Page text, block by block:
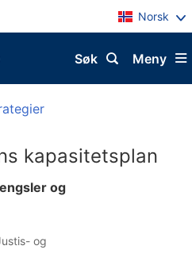
Norsk
Meny
Søk
kapasitetsplan
og
og